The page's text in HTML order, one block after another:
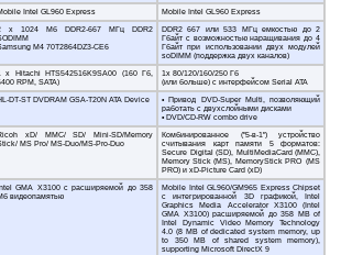
Intel GL960 Express
Mobile Intel GL960 Express
х 1024 Мб DDR2-667 МГц DDR2
M4 70T2864DZ3-CE6
DDR2 667 или 533 МГц емкостью до 2
Гбайт с возможностью наращивания до 4
Гбайт при использовании двух модулей
soDIMM (поддержка двух каналов)
х Hitachi HTS542516K9SA00 (160 Гб,
RPM, SATA)
1х 80/120/160/250 Гб
(или больше) с интерфейсом Serial ATA
DT-ST DVDRAM GSA-T20N ATA Device
• Привод DVD-Super Multi, позволяющий
работать с двухслойными дисками
• DVD/CD-RW combo drive
xD/ MMC/ SD/ Mini-SD/Memory
MS Pro/ MS-Duo/MS-Pro-Duo
Комбинированное ("5-в-1") устройство
считывания карт памяти 5 форматов:
Secure Digital (SD), MultiMediaCard (MMC),
Memory Stick (MS), MemoryStick PRO (MS
PRO) и xD-Picture Card (xD)
GMA X3100 с расширяемой до 358
видеопамятью
Mobile Intel GL960/GM965 Express Chipset
с интегрированной 3D графикой, Intel
Graphics Media Accelerator X3100 (Intel
GMA X3100) расширяемой до 358 MB of
Intel Dynamic Video Memory Technology
4.0 (8 MB of dedicated system memory, up
to 350 MB of shared system memory),
supporting Microsoft DirectX 9